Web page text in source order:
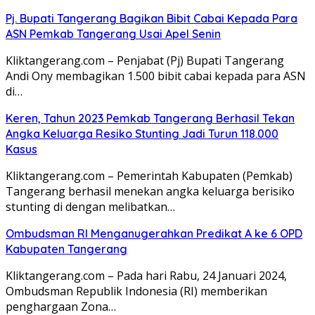
Pj. Bupati Tangerang Bagikan Bibit Cabai Kepada Para
ASN Pemkab Tangerang Usai Apel Senin
Kliktangerang.com – Penjabat (Pj) Bupati Tangerang
Andi Ony membagikan 1.500 bibit cabai kepada para ASN
di…
Keren, Tahun 2023 Pemkab Tangerang Berhasil Tekan
Angka Keluarga Resiko Stunting Jadi Turun 118.000
Kasus
Kliktangerang.com – Pemerintah Kabupaten (Pemkab)
Tangerang berhasil menekan angka keluarga berisiko
stunting di dengan melibatkan…
Ombudsman RI Menganugerahkan Predikat A ke 6 OPD
Kabupaten Tangerang
Kliktangerang.com – Pada hari Rabu, 24 Januari 2024,
Ombudsman Republik Indonesia (RI) memberikan
penghargaan Zona…